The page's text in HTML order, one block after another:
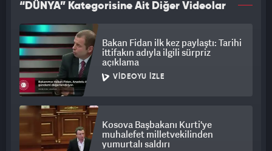
“DÜNYA” Kategorisine Ait Diğer Videolar
Bakan Fidan ilk kez paylaştı: Tarihi
ittifakın adıyla ilgili sürpriz
açıklama
VIDEOYU İZLE
Kosova Başbakanı Kurti'ye
muhalefet milletvekilinden
yumurtalı saldırı